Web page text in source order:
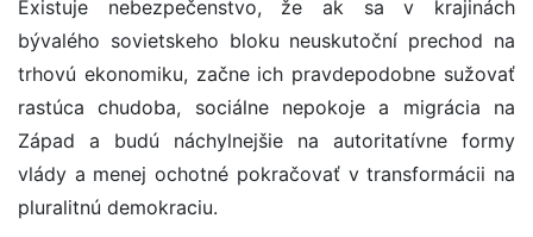
Existuje nebezpečenstvo, že ak sa v krajinách
bývalého sovietskeho bloku neuskutoční prechod na
trhovú ekonomiku, začne ich pravdepodobne sužovať
rastúca chudoba, sociálne nepokoje a migrácia na
Západ a budú náchylnejšie na autoritatívne formy
vlády a menej ochotné pokračovať v transformácii na
pluralitnú demokraciu.